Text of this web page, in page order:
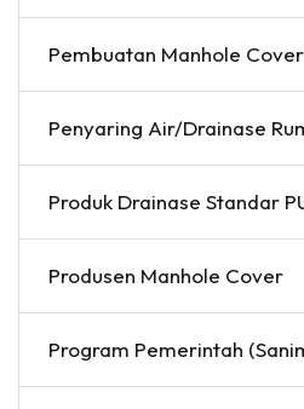
Pembuatan Manhole Cover
Penyaring Air/Drainase
Produk Drainase Standar
Produsen Manhole Cover
Program Pemerintah